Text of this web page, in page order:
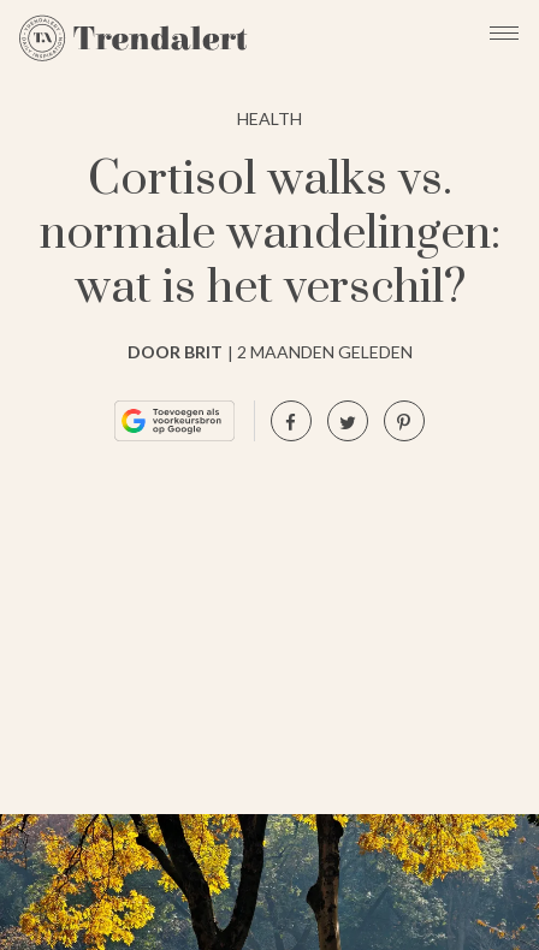
HEALTH
Cortisol walks vs.
normale wandelingen:
wat is het verschil?
DOOR BRIT 2 MAANDEN GELEDEN